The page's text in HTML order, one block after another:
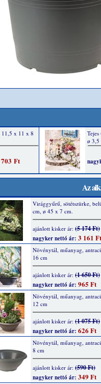
Az
Virággyűrű, sötétszürke,
cm, ø 45 x 7 cm.
ajánlott kisker ár: (5 174 Ft)
nagyker nettó ár: 3 161 Ft
Növénytál, műanyag,
16 cm
ajánlott kisker ár: (1 650 Ft)
nagyker nettó ár: 965 Ft
Növénytál, műanyag,
12 cm
ajánlott kisker ár: (1 075 Ft)
nagyker nettó ár: 626 Ft
Növénytál, műanyag,
8 cm
ajánlott kisker ár: (590 Ft)
nagyker nettó ár: 349 Ft